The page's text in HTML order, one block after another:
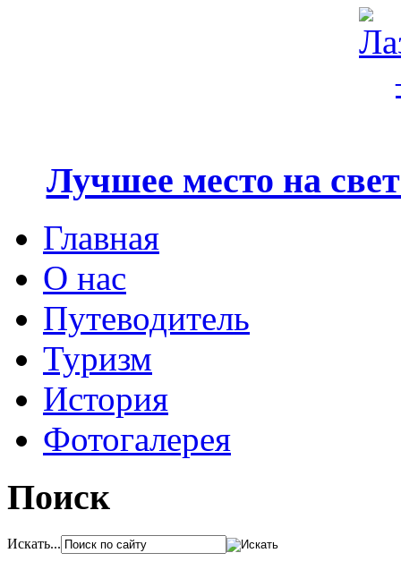
Лучшее место на
Главная
О нас
Путеводитель
Туризм
История
Фотогалерея
Поиск
Искать...